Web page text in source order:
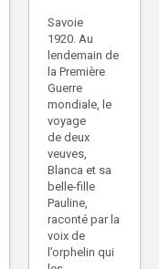
Savoie
1920. Au
lendemain de
la Première
Guerre
mondiale, le
voyage
de deux
veuves,
Blanca et sa
belle-fille
Pauline,
raconté par la
voix de
l’orphelin qui